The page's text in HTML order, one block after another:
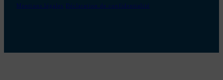
Mentions légales Déclaration de confidentialité